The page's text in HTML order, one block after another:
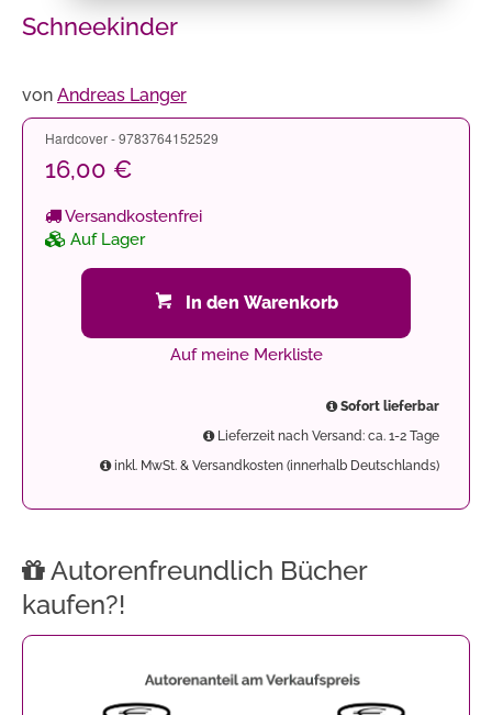
Schneekinder
von Andreas Langer
Hardcover - 9783764152529
16,00 €
Versandkostenfrei
Auf Lager
In den Warenkorb
Auf meine Merkliste
Sofort lieferbar
Lieferzeit nach Versand: ca. 1-2 Tage
inkl. MwSt. & Versandkosten (innerhalb Deutschlands)
Autorenfreundlich Bücher
kaufen?!